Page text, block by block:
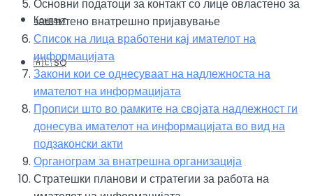
Контакт
🇦🇱 SQ
Основни податоци за контакт со лице овластено за
заштитено внатрешно пријавување
Список на лица вработени кај имателот на
информацијата
Закони кои се однесуваат на надлежноста на
имателот на информацијата
Прописи што во рамките на својата надлежност ги
донесува имателот на информацијата во вид на
подзаконски акти
Органограм за внатрешна организација
Стратешки планови и стратегии за работа на